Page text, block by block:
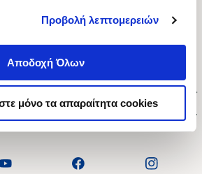
Προβολή λεπτομερειών
Αποδοχή Όλων
μόνο τα απαραίτητα cookies
1-3, Αθήνα 106 79
- Παρασκευή 09:00-21:00